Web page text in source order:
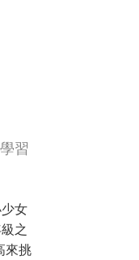
習
女
之
來挑